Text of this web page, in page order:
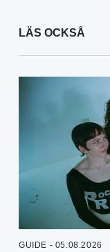
LÄS OCKSÅ
GUIDE - 05.08.2026